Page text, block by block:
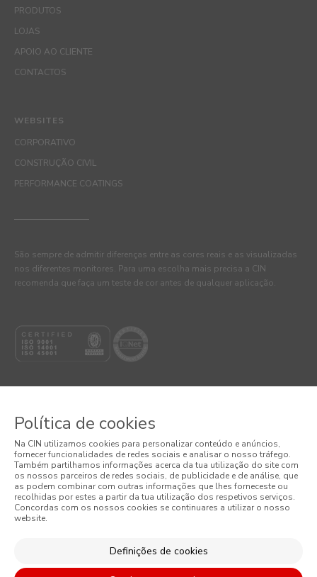
PRODUTOS
LOJAS
APOIO AO CLIENTE
CONTACTOS
WEBSITES
CORPORATIVO
CONSTRUÇÃO CIVIL
PERFORMANCE COATINGS
São sempre de admitir diferenças entre as cores reais e as visualizadas
nos diferentes monitores. Para uma escolha mais precisa a CIN
recomenda que faça um teste de cor antes de qualquer aplicação.
Termos e Condições
Política de Privacidade
Política de Cookies
Condições Gerais de Venda
Política de cookies
Na CIN utilizamos cookies para personalizar conteúdo e anúncios,
fornecer funcionalidades de redes sociais e analisar o nosso tráfego.
Também partilhamos informações acerca da tua utilização do site com
os nossos parceiros de redes sociais, de publicidade e de análise, que
as podem combinar com outras informações que lhes forneceste ou
recolhidas por estes a partir da tua utilização dos respetivos serviços.
Concordas com os nossos cookies se continuares a utilizar o nosso
website.
Definições de cookies